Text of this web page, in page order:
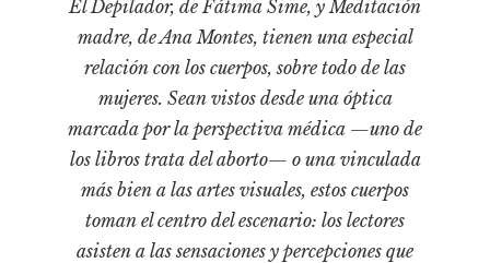
Historia material de los libros
Lagunas mentales
Libros usados
Literatura
Medioambiente
El Depilador, de Fátima Sime, y Meditación
madre, de Ana Montes, tienen una especial
relación con los cuerpos, sobre todo de las
mujeres. Sean vistos desde una óptica
marcada por la perspectiva médica —uno de
los libros trata del aborto— o una vinculada
más bien a las artes visuales, estos cuerpos
toman el centro del escenario: los lectores
asisten a las sensaciones y percepciones que